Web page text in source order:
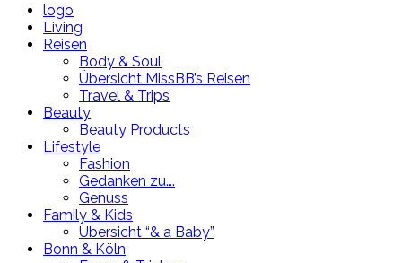
logo
Living
Reisen
Body & Soul
Übersicht MissBB’s Reisen
Travel & Trips
Beauty
Beauty Products
Lifestyle
Fashion
Gedanken zu….
Genuss
Family & Kids
Übersicht “& a Baby”
Bonn & Köln